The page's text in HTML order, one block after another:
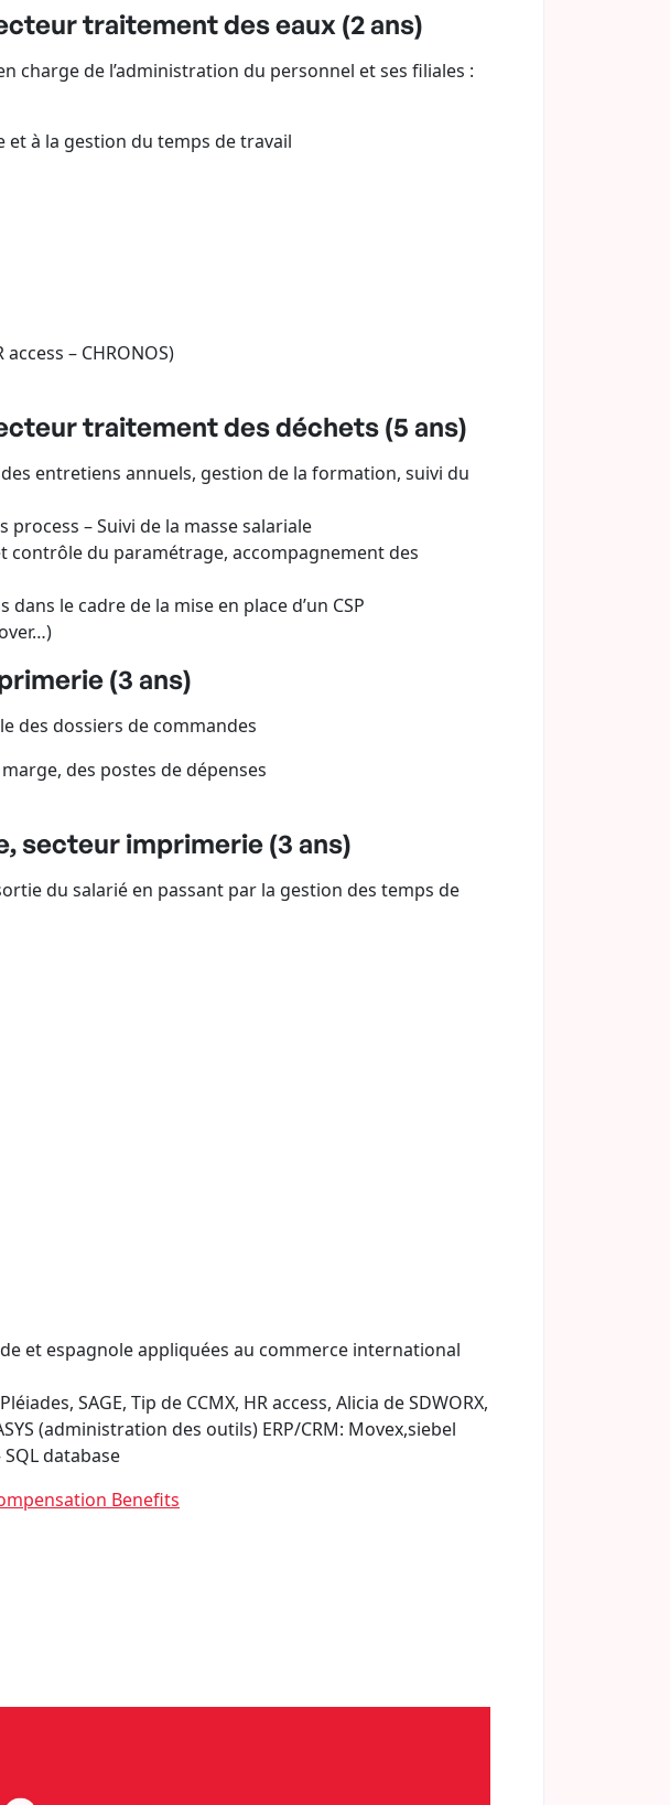
traitement des eaux (2 ans)
charge de l’administration du personnel et ses filiales :
et à la gestion du temps de travail
– CHRONOS)
traitement des déchets (5 ans)
entretiens annuels, gestion de la formation, suivi du
– Suivi de la masse salariale
contrôle du paramétrage, accompagnement des
dans le cadre de la mise en place d’un CSP
(3 ans)
des dossiers de commandes
des postes de dépenses
secteur imprimerie (3 ans)
du salarié en passant par la gestion des temps de
et espagnole appliquées au commerce international
SAGE, Tip de CCMX, HR access, Alicia de SDWORX,
(administration des outils) ERP/CRM: Movex,siebel
database
Benefits